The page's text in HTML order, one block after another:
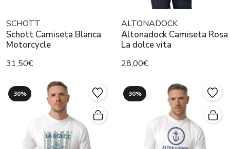
SCHOTT
Schott Camiseta Blanca
Motorcycle
31,50€
ALTONADOCK
Altonadock Camiseta Rosa
La dolce vita
28,00€
30% 30%